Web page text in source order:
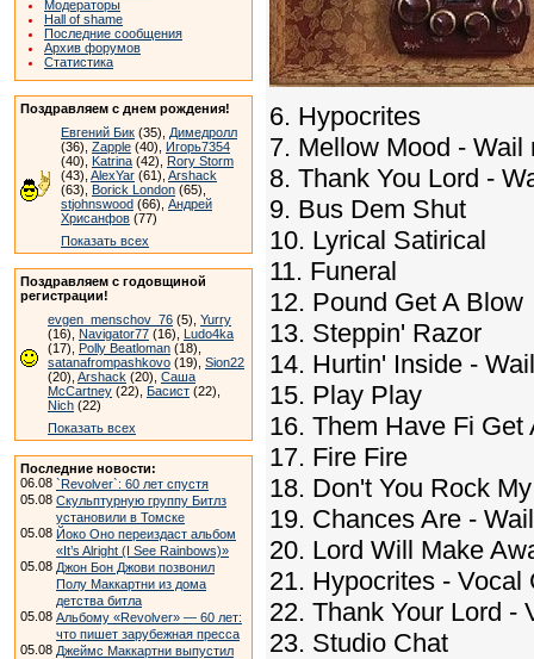
Модераторы
Hall of shame
Последние сообщения
Архив форумов
Статистика
Поздравляем с днем рождения!
Евгений Бик (35), Димедролл
(36), Zapple (40), Игорь7354
(40), Katrina (42), Rory Storm
(43), AlexYar (61), Arshack
(63), Borick London (65),
stjohnswood (66), Андрей
Хрисанфов (77)
Показать всех
Поздравляем с годовщиной
регистрации!
evgen_menschov_76 (5), Yurry
(16), Navigator77 (16), Ludo4ka
(17), Polly Beatloman (18),
satanafrompashkovo (19), Sion22
(20), Arshack (20), Саша
McCartney (22), Басист (22),
Nich (22)
Показать всех
Последние новости:
06.08 `Revolver`: 60 лет спустя
05.08 Скульптурную группу Битлз
установили в Томске
05.08 Йоко Оно переиздаст альбом
«It’s Alright (I See Rainbows)»
05.08 Джон Бон Джови позвонил
Полу Маккартни из дома
детства битла
05.08 Альбому «Revolver» — 60 лет:
что пишет зарубежная пресса
05.08 Джеймс Маккартни выпустил
6. Hypocrites
7. Mellow Mood - Wail
8. Thank You Lord -
9. Bus Dem Shut
10. Lyrical Satirical
11. Funeral
12. Pound Get A Blow
13. Steppin' Razor
14. Hurtin' Inside -
15. Play Play
16. Them Have Fi Get
17. Fire Fire
18. Don't You Rock
19. Chances Are -
20. Lord Will Make
21. Hypocrites - Vocal
22. Thank Your Lord -
23. Studio Chat